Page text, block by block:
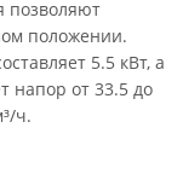
позволяют
положении.
5.5 кВт, а
напор от 33.5 до
ч.